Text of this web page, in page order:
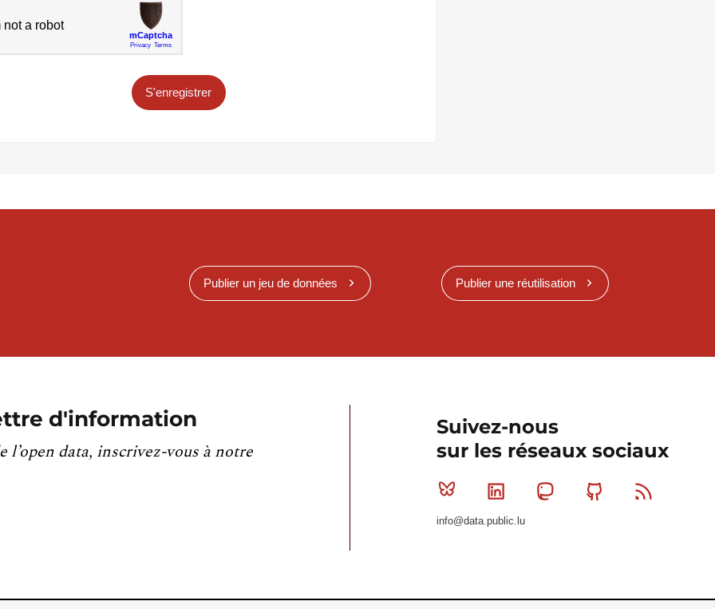
S'enregistrer
Publier un jeu de données Publier une réutilisation
d'information
l’open data, inscrivez-vous à notre
Suivez-nous
sur les réseaux sociaux
Bluesky Linkedin MastodonGithub
info@data.public.lu